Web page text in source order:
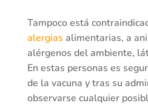
Tampoco está
alergias alimentarias, a
alérgenos del ambiente,
En estas personas es
de la vacuna y tras su
observarse cualquier